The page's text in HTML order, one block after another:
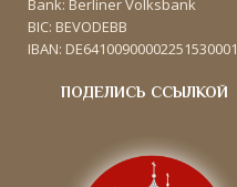
Bank: Berliner Volksbank
BIC: BEVODEBB
IBAN: DE64100900002251530001
ПОДЕЛИСЬ ССЫЛКОЙ